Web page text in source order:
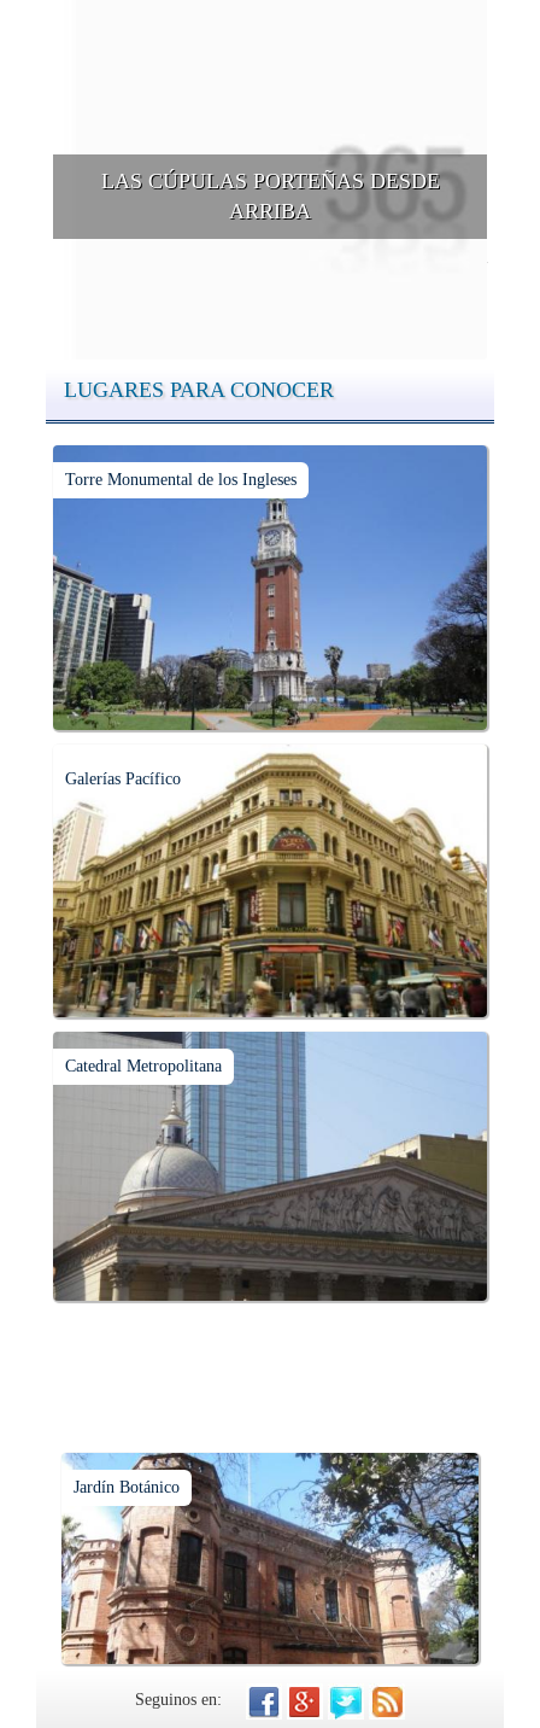
LAS CÚPULAS PORTEÑAS DESDE
ARRIBA
LUGARES PARA CONOCER
Torre Monumental de los Ingleses
Galerías Pacífico
Catedral Metropolitana
Jardín Botánico
Seguinos en: